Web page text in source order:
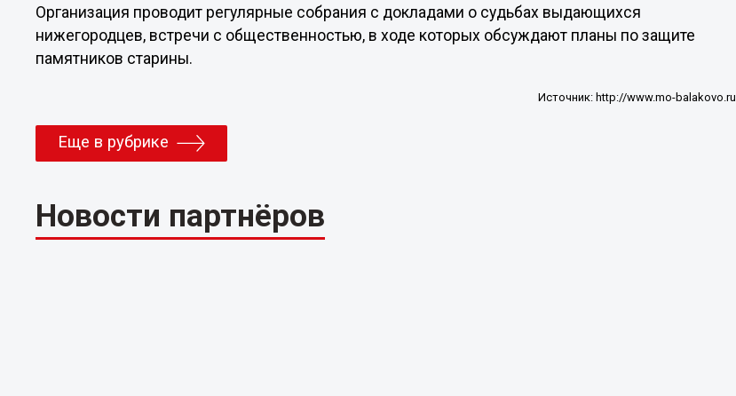
Организация проводит регулярные собрания с докладами о судьбах выдающихся
нижегородцев, встречи с общественностью, в ходе которых обсуждают планы по защите
памятников старины.
Источник: http://www.mo-balakovo.ru
Еще в рубрике
Новости партнёров